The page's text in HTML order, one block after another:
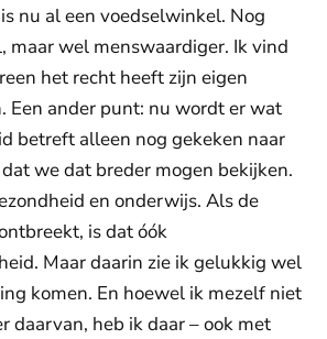
nu al een voedselwinkel. Nog
maar wel menswaardiger. Ik vind
het recht heeft zijn eigen
Een ander punt: nu wordt er wat
betreft alleen nog gekeken naar
we dat breder mogen bekijken.
en onderwijs. Als de
is dat óók
Maar daarin zie ik gelukkig wel
komen. En hoewel ik mezelf niet
daarvan, heb ik daar – ook met